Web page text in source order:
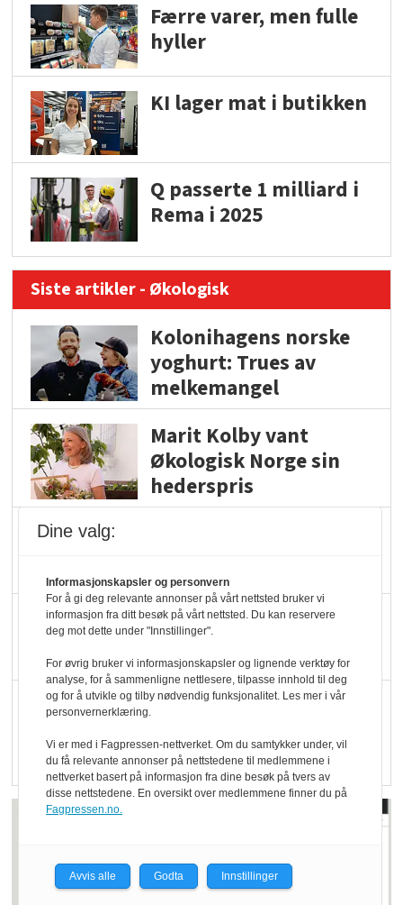
Færre varer, men fulle
hyller
KI lager mat i butikken
Q passerte 1 milliard i
Rema i 2025
Siste artikler - Økologisk
Kolonihagens norske
yoghurt: Trues av
melkemangel
Marit Kolby vant
Økologisk Norge sin
hederspris
Kolonihagen sliter
med å få tak i nok melk
Rapport: Økokundene
er klare! Er markedet
det?
Dine valg:
Informasjonskapsler og personvern
For å gi deg relevante annonser på vårt nettsted bruker vi
informasjon fra ditt besøk på vårt nettsted. Du kan reservere
deg mot dette under "Innstillinger".
For øvrig bruker vi informasjonskapsler og lignende verktøy for
analyse, for å sammenligne nettlesere, tilpasse innhold til deg
og for å utvikle og tilby nødvendig funksjonalitet. Les mer i vår
personvernerklæring.
Vi er med i Fagpressen-nettverket. Om du samtykker under, vil
du få relevante annonser på nettstedene til medlemmene i
nettverket basert på informasjon fra dine besøk på tvers av
disse nettstedene. En oversikt over medlemmene finner du på
Fagpressen.no.
Avvis alle Godta Innstillinger